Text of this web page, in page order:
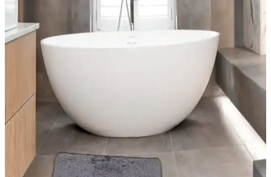
Ev Dekorasyonunda Halı ve Kilim Seçimi: Trendler,
Malzemeler ve Pratik Tavsiyeler
Halı ve kilimler, ev dekorasyonunda estetik ve fonksiyonel
unsurlardır. Doğru seçimler, yaşam alanlarınızı şık ve kullanışlı kılar.
Güncel trendler ve pratik önerilerle evinizi yenileyin.
Estetik ve Pratik Halı Dekorasyon Teknikleri İçin
Güncel Uygulama Yöntemleri ve Malzeme
Seçenekleri
Halıların dekorasyondaki önemi, renk ve doku uyumu, uygulama
teknikleri ve malzeme seçimleriyle mekanlara estetik ve
fonksiyonellik kazandırma yolları anlatılıyor.